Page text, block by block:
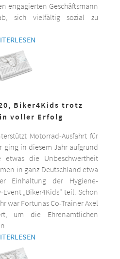
engagierten Geschäftsmann
sich vielfältig sozial zu
Biker4Kids trotz
voller Erfolg
Motorrad-Ausfahrt für
ging in diesem Jahr aufgrund
etwas die Unbeschwertheit
in ganz Deutschland etwa
Einhaltung der Hygiene-
„Biker4Kids“ teil. Schon
war Fortunas Co-Trainer Axel
um die Ehrenamtlichen